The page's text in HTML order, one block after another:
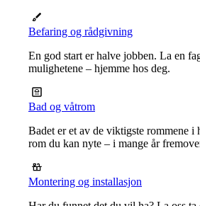
Befaring og rådgivning
En god start er halve jobben. La en
mulighetene – hjemme hos deg.
Bad og våtrom
Badet er et av de viktigste rommene i
rom du kan nyte – i mange år
Montering og installasjon